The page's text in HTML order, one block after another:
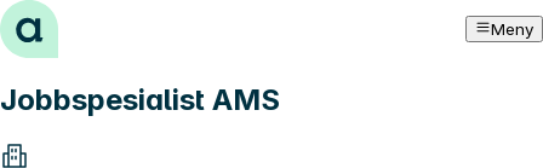
Hopp til innhold Meny
Jobbspesialist AMS